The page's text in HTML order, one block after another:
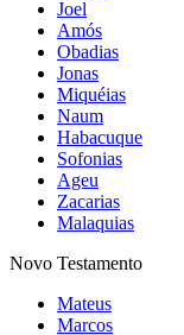
Joel
Amós
Obadias
Jonas
Miquéias
Naum
Habacuque
Sofonias
Ageu
Zacarias
Malaquias
Novo Testamento
Mateus
Marcos